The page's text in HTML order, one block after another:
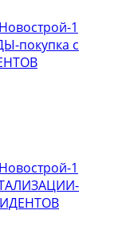
1
покупка с
1